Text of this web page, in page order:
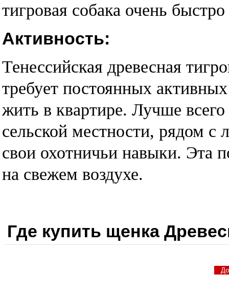
тигровая собака очень быстро
Активность:
Тенессийская древесная
требует постоянных
жить в квартире. Лучше
сельской местности, рядом с
свои охотничьи навыки. Эта
на свежем воздухе.
Где купить щенка